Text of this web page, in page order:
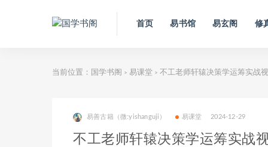
首页 易书馆 易玄阁 修
当前位置： 国学书阁 > 易课堂 > 不工老师轩辕决策学运筹实战
易善古籍（微:yishanguji） 易课堂 2024-12-29
不工老师轩辕决策学运筹实战